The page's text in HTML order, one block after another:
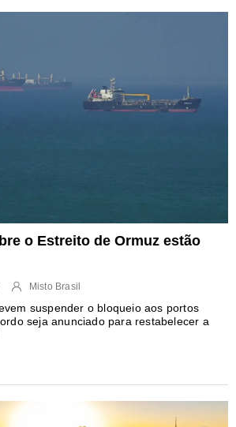
o Estreito de Ormuz estão
Misto Brasil
suspender o bloqueio aos portos
seja anunciado para restabelecer a